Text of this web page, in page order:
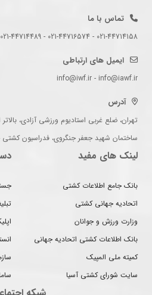
تماس با ما
021-44714158 - 021-44716574 - 021-44714489
ایمیل های ارتباطی
info@iwf.ir - info@iawf.ir
آدرس
تهران، ضلع غربی استادیوم ورزشی آزادی،
ساختمان شهید جعفر جنگروی، فدراسیون کشتی
لینک های مفید
بانک جامع اطلاعات کشتی
اتحادیه جهانی کشتی
وزارت ورزش و جوانان
بانک اطلاعات کشتی اتحادیه جهانی
کمیته ملی المپیک
سایت شورای کشتی آسیا